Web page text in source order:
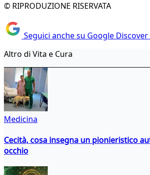
© RIPRODUZIONE RISERVATA
Seguici anche su Google
Altro di Vita e Cura
Medicina
Cecità, cosa insegna un pionieristico
occhio